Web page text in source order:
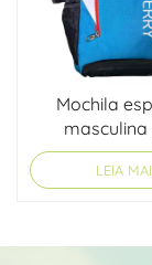
Mochila
atividades
LEIA